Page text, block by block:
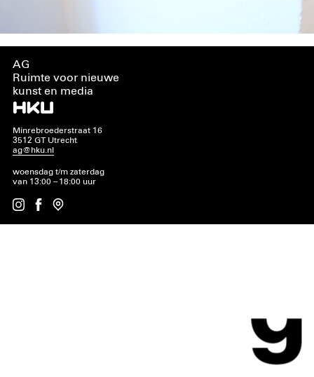
AG
Ruimte voor nieuwe
kunst en media
Minrebroederstraat 16
3512 GT Utrecht
ag@hku.nl
woensdag t/m zaterdag
van 13:00 – 18:00 uur